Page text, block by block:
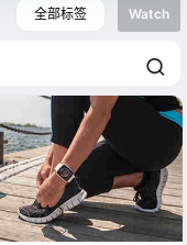
全部标签 Watch